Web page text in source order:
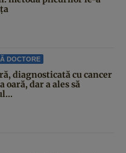
DOCTORE
diagnosticată cu cancer
oară, dar a ales să